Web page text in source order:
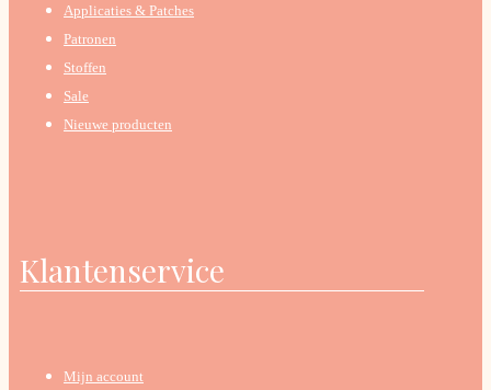
Applicaties & Patches
Patronen
Stoffen
Sale
Nieuwe producten
Klantenservice
Mijn account